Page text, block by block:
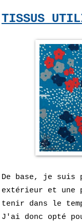
TISSUS
De base, je
extérieur et une
tenir dans le
J'ai donc opté